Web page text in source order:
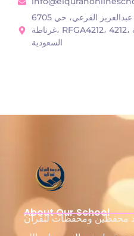
6705 طريق الإمام عبدالله بن سعود بن عبدالعزيز الفرعي، حي
غرناطة، RFGA4212، 4212، الرياض 13242، المملكة العربية
السعودية
About Our School
محفظين ومحفظات للقرآن